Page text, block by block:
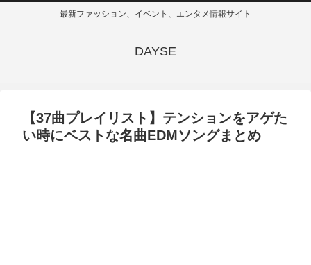
最新ファッション、イベント、エンタメ情報サイト
DAYSE
【37曲プレイリスト】テンションをアゲた
い時にベストな名曲EDMソングまとめ